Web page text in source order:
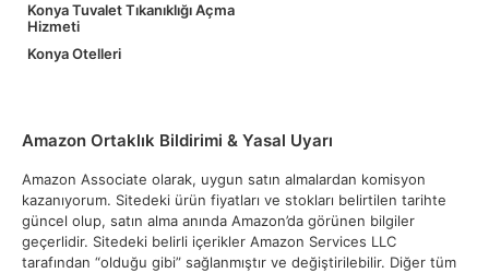
Konya Tuvalet Tıkanıklığı Açma
Hizmeti
Konya Otelleri
Amazon Ortaklık Bildirimi & Yasal Uyarı
Amazon Associate olarak, uygun satın almalardan komisyon
kazanıyorum. Sitedeki ürün fiyatları ve stokları belirtilen tarihte
güncel olup, satın alma anında Amazon’da görünen bilgiler
geçerlidir. Sitedeki belirli içerikler Amazon Services LLC
tarafından “olduğu gibi” sağlanmıştır ve değiştirilebilir. Diğer tüm